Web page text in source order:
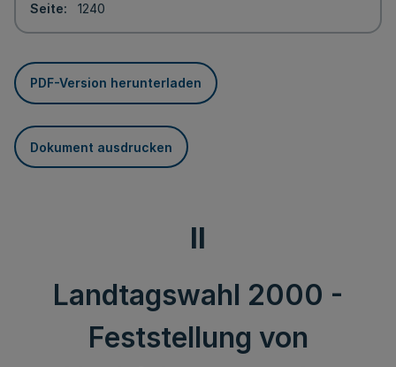
Seite
1240
PDF-Version herunterladen
Dokument ausdrucken
II
Landtagswahl 2000 -
Feststellung von